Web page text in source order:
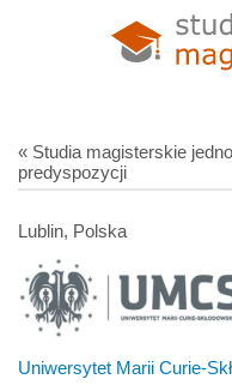
« Studia magisterskie
predyspozycji
Lublin, Polska
Uniwersytet Marii Curie-